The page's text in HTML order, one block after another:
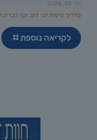
יולי 20, 2026
מדריך טיפוח דגי זהב וקוי
לקריאה נוספת